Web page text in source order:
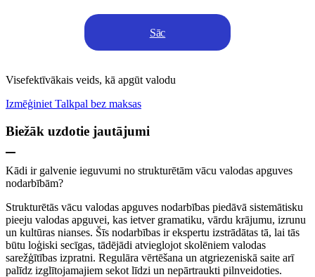
Sāc
Visefektīvākais veids, kā apgūt valodu
Izmēģiniet Talkpal bez maksas
Biežāk uzdotie jautājumi
Kādi ir galvenie ieguvumi no strukturētām vācu valodas apguves
nodarbībām?
Strukturētās vācu valodas apguves nodarbības piedāvā sistemātisku
pieeju valodas apguvei, kas ietver gramatiku, vārdu krājumu, izrunu
un kultūras nianses. Šīs nodarbības ir ekspertu izstrādātas tā, lai tās
būtu loģiski secīgas, tādējādi atvieglojot skolēniem valodas
sarežģītības izpratni. Regulāra vērtēšana un atgriezeniskā saite arī
palīdz izglītojamajiem sekot līdzi un nepārtraukti pilnveidoties.